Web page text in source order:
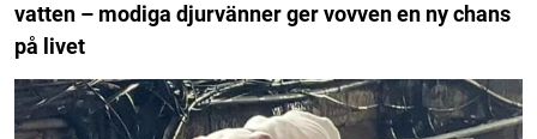
vatten – modiga djurvänner ger vovven en ny chans
på livet